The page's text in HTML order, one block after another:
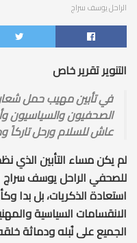
الراحل يوسف سراج
التنوير تقرير خاص
في تأبين مهيب حمل شعار
الصحفيون والسياسيون
عاش للسلام ورحل تاركاً
لم يكن مساء التأبين الذي
للصحفي الراحل يوسف سراج
استعادة الذكريات، بل بدا
الانقسامات السياسية
الجميع على نُبله ودماثة خلقه